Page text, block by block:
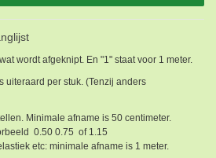
wordt afgeknipt. En "1" staat voor 1 meter.
uiteraard per stuk. (Tenzij anders
Minimale afname is 50 centimeter.
0.50 0.75 of 1.15
etc: minimale afname is 1 meter.